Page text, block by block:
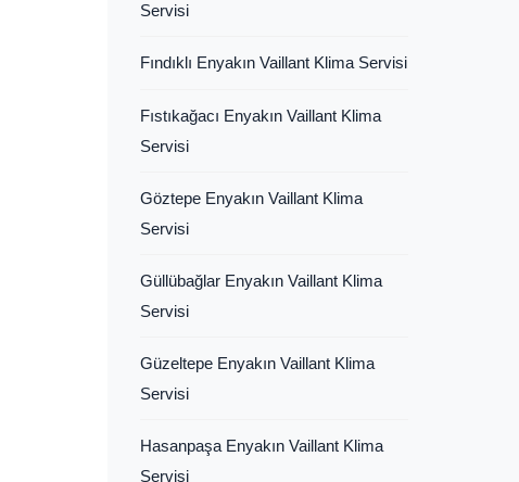
Servisi
Fındıklı Enyakın Vaillant Klima Servisi
Fıstıkağacı Enyakın Vaillant Klima
Servisi
Göztepe Enyakın Vaillant Klima
Servisi
Güllübağlar Enyakın Vaillant Klima
Servisi
Güzeltepe Enyakın Vaillant Klima
Servisi
Hasanpaşa Enyakın Vaillant Klima
Servisi